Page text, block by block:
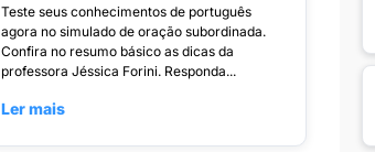
Teste seus conhecimentos de português
agora no simulado de oração subordinada.
Confira no resumo básico as dicas da
professora Jéssica Forini. Responda...
Ler mais